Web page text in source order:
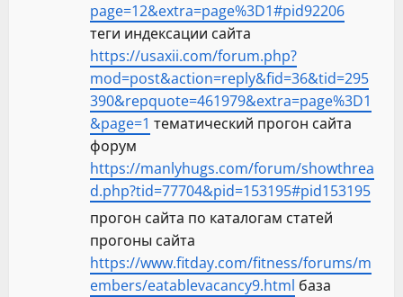
page=12&extra=page%3D1#pid92206
теги индексации сайта
https://usaxii.com/forum.php?
mod=post&action=reply&fid=36&tid=295
390&repquote=461979&extra=page%3D1
&page=1 тематический прогон сайта
форум
https://manlyhugs.com/forum/showthrea
d.php?tid=77704&pid=153195#pid153195
прогон сайта по каталогам статей
прогоны сайта
https://www.fitday.com/fitness/forums/m
embers/eatablevacancy9.html база